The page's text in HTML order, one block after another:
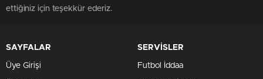
ettiğiniz için teşekkür ederiz.
SAYFALAR
Üye Girişi
SERVİSLER
Futbol İddaa